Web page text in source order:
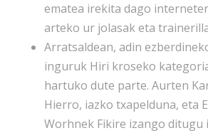
ematea irekita dago
arteko ur jolasak eta
Arratsaldean, adin
inguruk Hiri kroseko
hartuko dute parte. Aurten
Hierro, iazko txapelduna, eta
Worhnek Fikire izango ditugu